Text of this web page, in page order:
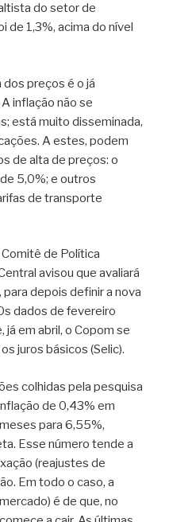
do setor de
de 1,3%, acima do nível
preços é o já
inflação não se
está muito disseminada,
A estes, podem
de alta de preços: o
5,0%; e outros
de transporte
Comitê de Política
avisou que avaliará
depois definir a nova
dados de fevereiro
em abril, o Copom se
juros básicos (Selic).
colhidas pela pesquisa
de 0,43% em
para 6,55%,
Esse número tende a
(reajustes de
Em todo o caso, a
é de que, no